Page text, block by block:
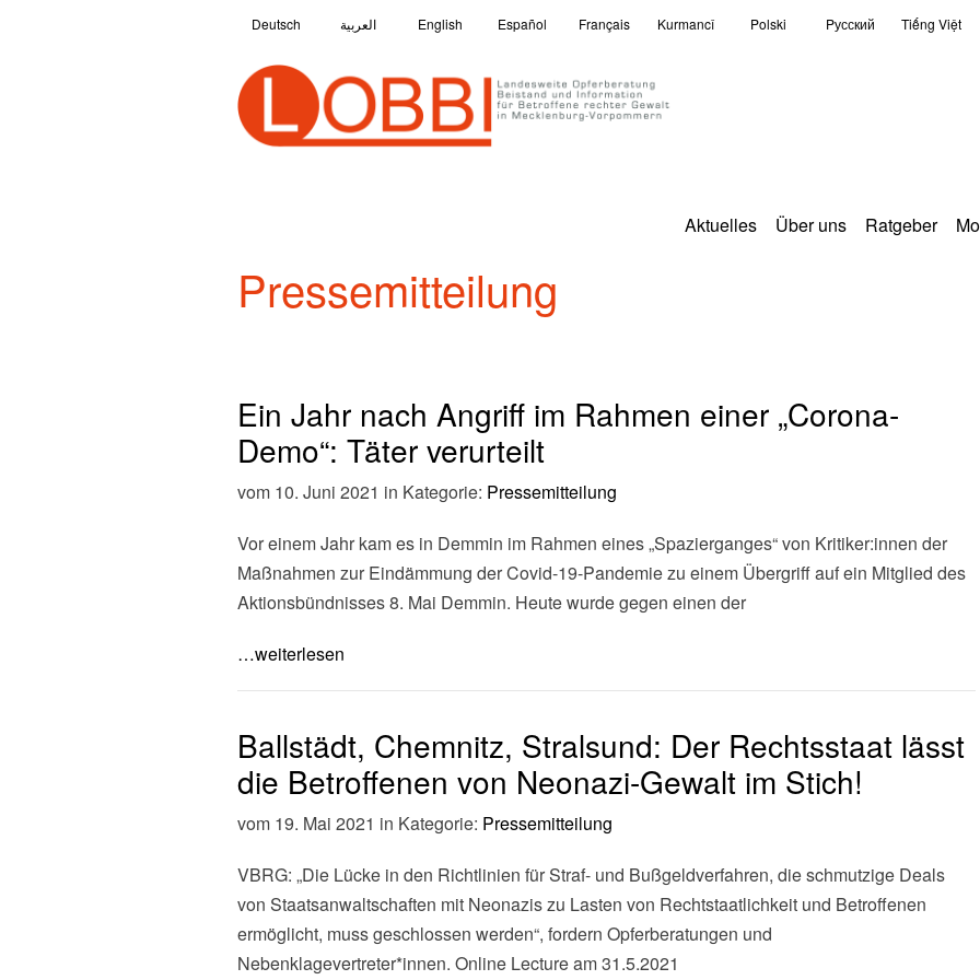
Deutsch العربية English Español Français Kurmancî Polski Pусский Tiếng Việt
Aktuelles Über uns Ratgeber
Pressemitteilung
Ein Jahr nach Angriff im Rahmen einer „Corona-
Demo“: Täter verurteilt
vom 10. Juni 2021 in Kategorie: Pressemitteilung
Vor einem Jahr kam es in Demmin im Rahmen eines „Spazierganges“ von Kritiker:innen der
Maßnahmen zur Eindämmung der Covid-19-Pandemie zu einem Übergriff auf ein Mitglied des
Aktionsbündnisses 8. Mai Demmin. Heute wurde gegen einen der
…weiterlesen
Ballstädt, Chemnitz, Stralsund: Der Rechtsstaat lässt
die Betroffenen von Neonazi-Gewalt im Stich!
vom 19. Mai 2021 in Kategorie: Pressemitteilung
VBRG: „Die Lücke in den Richtlinien für Straf- und Bußgeldverfahren, die schmutzige Deals
von Staatsanwaltschaften mit Neonazis zu Lasten von Rechtstaatlichkeit und Betroffenen
ermöglicht, muss geschlossen werden“, fordern Opferberatungen und
Nebenklagevertreter*innen. Online Lecture am 31.5.2021